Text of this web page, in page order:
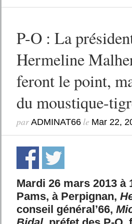
P-O : La
Hermeline
feront le point,
du moustique-
par ADMINAT66le Mar 22,
Mardi 26 mars 2013 à
Pams, à Perpignan,
conseil général’66,